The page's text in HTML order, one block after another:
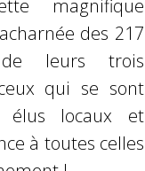
magnifique
des 217
leurs trois
qui se sont
élus locaux et
à toutes celles